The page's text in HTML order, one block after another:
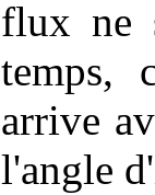
flux ne
temps,
arrive
l'angle